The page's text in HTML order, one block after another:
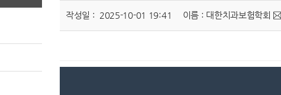
작성일 : 2025-10-01 19:41 이름 : 대한치과보험학회